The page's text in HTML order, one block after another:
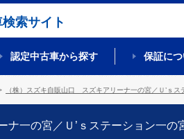
索サイト
認定中古車から探す 保証に
（株）スズキ自販山口 スズキアリーナ一の宮／Ｕ’ｓス
一の宮／Ｕ’ｓステーション一の